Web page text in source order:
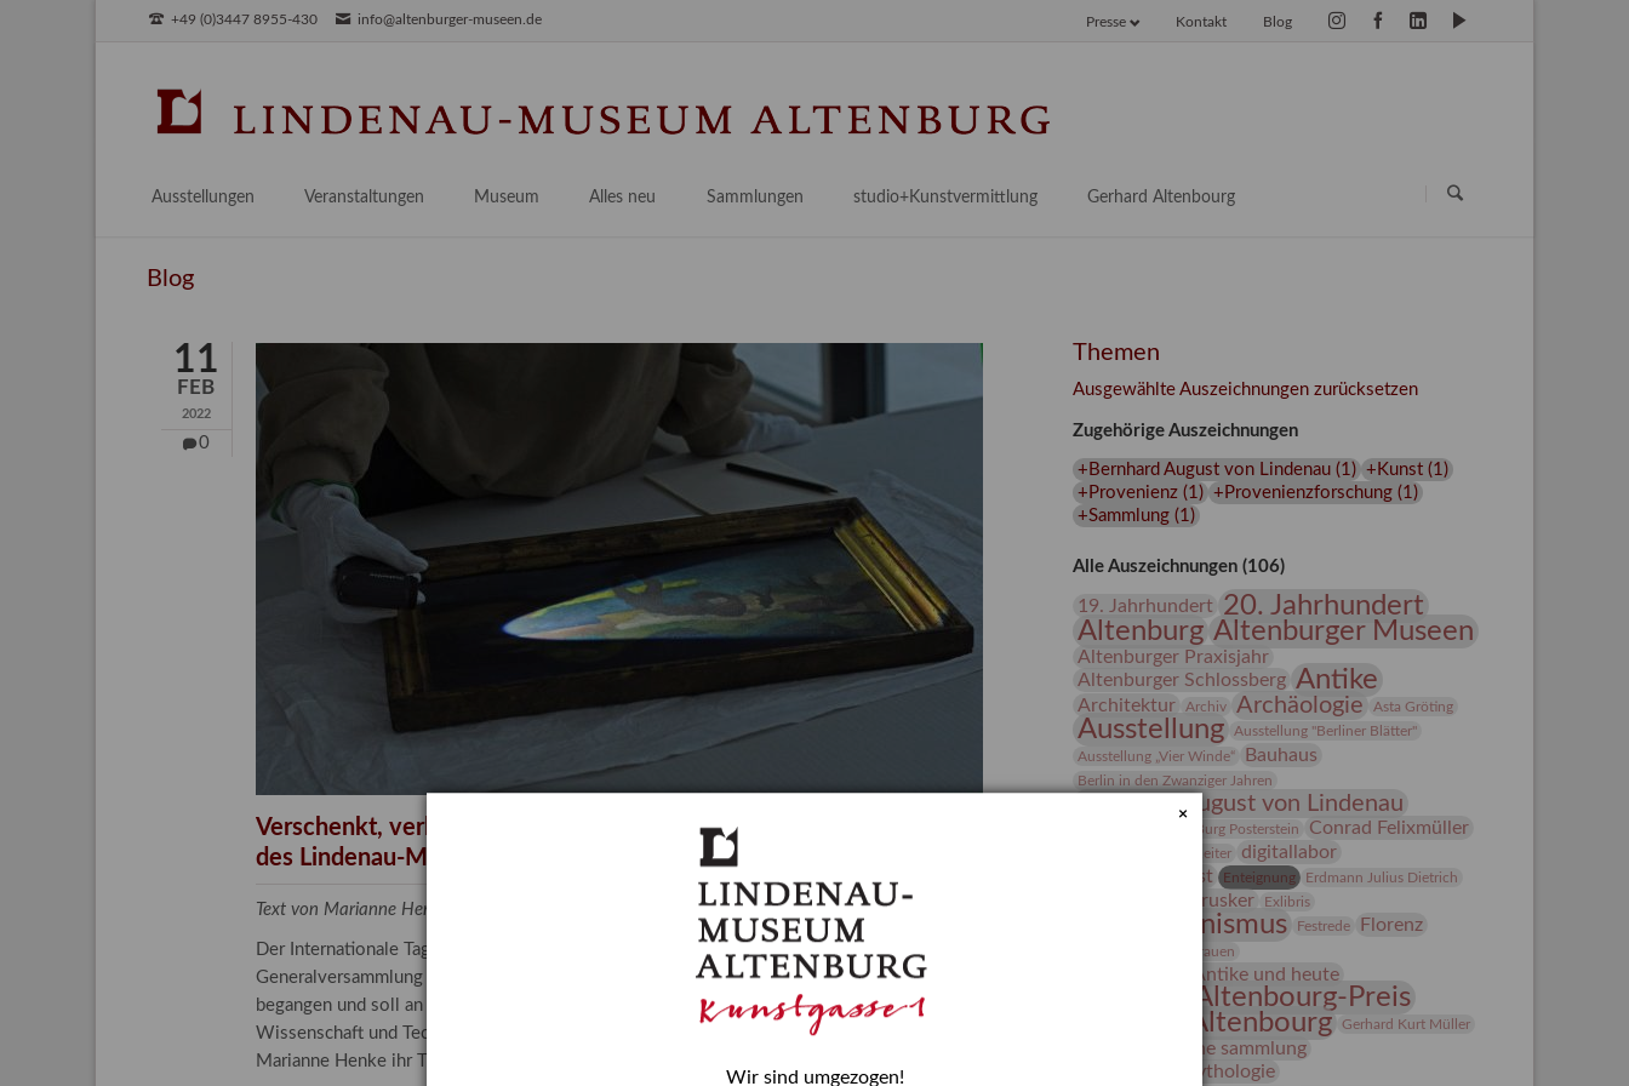
+49 (0)3447 8955-430 info@altenburger-museen.de Blog
Kontakt
Presse
Ausstellungen
Aktuell
Veranstaltungen Museum
Praktikum / Praxisprojekt
Bestandskataloge & Editionen
Gesamtverzeichnis
Kalender
Alles neu
Provenienzforschung
Kulturelle Vermittlung
Länderübergreifende kulturtouristische Ziele
Sammlungen
Malerei 17.–19. Jh.
Deutsche Malerei 20./21. Jh.
Grafische Sammlung
Kunstbibliothek
Restaurierung
Forschung
studio+Kunstvermittlung
Angebote für Erwachsene
Angebote für Kitas
Gerhard Altenbourg
Blog
11
FEB
2022
0
Verschenkt, verkauft, vergessen? – Kunstdetektivinnen im Dienste
des Lindenau-Museums
Text von Marianne Henke, Provenienzforscherin am Lindenau-Museum Altenburg
Der Internationale Tag der Frauen und Mädchen in der Wissenschaft wurde 2015 in der
Generalversammlung der Vereinten Nationen beschlossen. Er wird jährlich am 11. Februar
begangen und soll an die entscheidende Rolle erinnern, die Mädchen und Frauen in
Wissenschaft und Technologie spielen. In ihrem Blogbeitrag stellt Provenienzforscherin
Marianne Henke ihr Tätigkeitsfeld vor.
Themen
Ausgewählte Auszeichnungen zurücksetzen
Zugehörige Auszeichnungen
+Bernhard August von Lindenau(1 ) +Kunst(1 )
+Provenienz(1 ) +Provenienzforschung(1 )
+Sammlung(1 )
Alle Auszeichnungen (106)
19. Jahrhundert 20. Jahrhundert
Altenburg Altenburger Museen
Altenburger Praxisjahr
Altenburger Schlossberg Antike
Architektur Archiv Archäologie Asta Gröting
Ausstellung
Ausstellung "Berliner Blätter"
Ausstellung „Vier Winde“
Bauhaus
Berlin in den Zwanziger Jahren
Bernhard August von Lindenau
Burg Posterstein Conrad Felixmüller
Der Blaue Reiter
digitallabor
Entartete Kunst
Enteignung
Erdmann Julius Dietrich
estrusker Exlibris
Expressionismus Festrede Florenz
frauen
Frauen in der Antike und heute
Gerhard-Altenbourg-Preis
Gerhard Altenbourg
Gerhard Kurt Müller
grafische sammlung
griechische Mythologie
×
Wir sind umgezogen!